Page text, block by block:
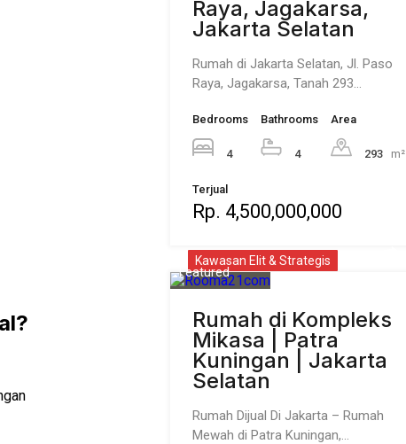
Raya, Jagakarsa,
Jakarta Selatan
Rumah di Jakarta Selatan, Jl. Paso
Raya, Jagakarsa, Tanah 293…
Bedrooms
4
Bathrooms
4
Area
293 m²
Terjual
Rp. 4,500,000,000
Featured
Kawasan Elit & Strategis
Rumah di Kompleks
Mikasa | Patra
Kuningan | Jakarta
Selatan
Rumah Dijual Di Jakarta – Rumah
Mewah di Patra Kuningan,…